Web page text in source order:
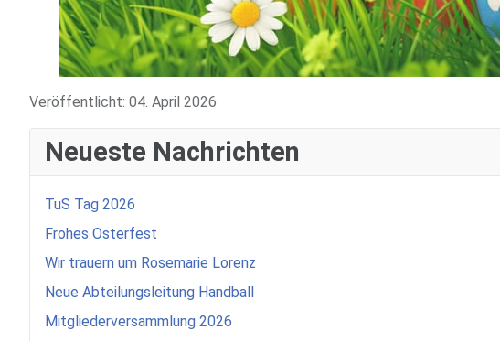
Veröffentlicht: 04. April 2026
Neueste Nachrichten
TuS Tag 2026
Frohes Osterfest
Wir trauern um Rosemarie Lorenz
Neue Abteilungsleitung Handball
Mitgliederversammlung 2026